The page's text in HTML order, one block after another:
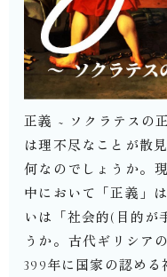
正義 ~ ソクラテスの
は理不尽なことが散
何なのでしょうか。⁡
中において「正義」
いは「社会的(目的が
うか。⁡古代ギリシア
399年に国家の認め